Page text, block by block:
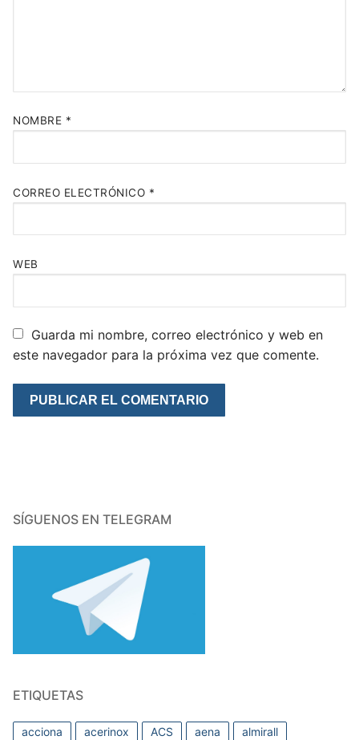
NOMBRE *
CORREO ELECTRÓNICO *
WEB
Guarda mi nombre, correo electrónico y web en
este navegador para la próxima vez que comente.
SÍGUENOS EN TELEGRAM
ETIQUETAS
acciona acerinox ACS aena
almirall